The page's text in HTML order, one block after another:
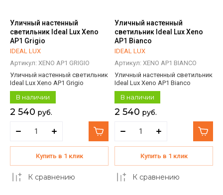
Уличный настенный
светильник Ideal Lux Xeno
AP1 Grigio
IDEAL LUX
Артикул: XENO AP1 GRIGIO
Уличный настенный светильник
Ideal Lux Xeno AP1 Grigio
В наличии
2 540 руб.
Купить в 1 клик
К сравнению
Уличный настенный
светильник Ideal Lux Xeno
AP1 Bianco
IDEAL LUX
Артикул: XENO AP1 BIANCO
Уличный настенный светильник
Ideal Lux Xeno AP1 Bianco
В наличии
2 540 руб.
Купить в 1 клик
К сравнению